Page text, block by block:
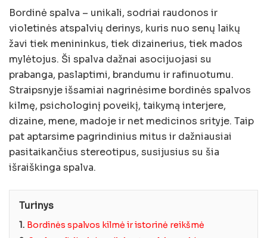
Bordinė spalva – unikali, sodriai raudonos ir
violetinės atspalvių derinys, kuris nuo senų laikų
žavi tiek menininkus, tiek dizainerius, tiek mados
mylėtojus. Ši spalva dažnai asocijuojasi su
prabanga, paslaptimi, brandumu ir rafinuotumu.
Straipsnyje išsamiai nagrinėsime bordinės spalvos
kilmę, psichologinį poveikį, taikymą interjere,
dizaine, mene, madoje ir net medicinos srityje. Taip
pat aptarsime pagrindinius mitus ir dažniausiai
pasitaikančius stereotipus, susijusius su šia
išraiškinga spalva.
Turinys
1. Bordinės spalvos kilmė ir istorinė reikšmė